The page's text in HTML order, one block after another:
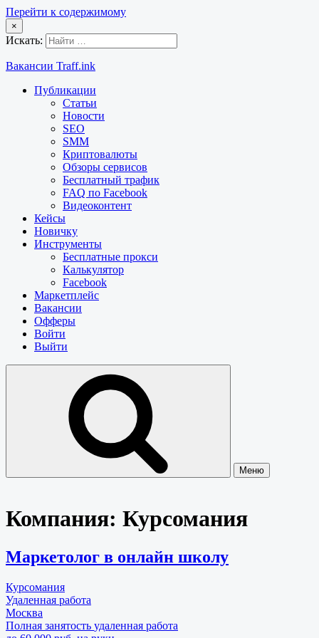
Перейти к содержимому
×
Искать:
Вакансии Traff.ink
Публикации
Статьи
Новости
SEO
SMM
Криптовалюты
Обзоры сервисов
Бесплатный трафик
FAQ по Facebook
Видеоконтент
Кейсы
Новичку
Инструменты
Бесплатные прокси
Калькулятор
Facebook
Маркетплейс
Вакансии
Офферы
Войти
Выйти
Меню
Компания: Курсомания
Маркетолог в онлайн школу
Курсомания
Удаленная работа
Москва
Полная занятость удаленная работа